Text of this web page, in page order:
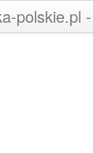
polskie.pl